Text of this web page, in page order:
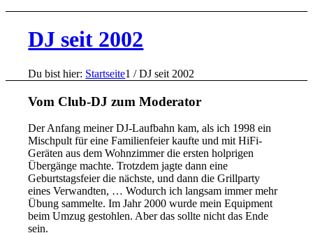
DJ seit 2002
Du bist hier: Startseite1 / DJ seit 2002
Vom Club-DJ zum Moderator
Der Anfang meiner DJ-Laufbahn kam, als ich 1998 ein
Mischpult für eine Familienfeier kaufte und mit HiFi-
Geräten aus dem Wohnzimmer die ersten holprigen
Übergänge machte. Trotzdem jagte dann eine
Geburtstagsfeier die nächste, und dann die Grillparty
eines Verwandten, … Wodurch ich langsam immer mehr
Übung sammelte. Im Jahr 2000 wurde mein Equipment
beim Umzug gestohlen. Aber das sollte nicht das Ende
sein.